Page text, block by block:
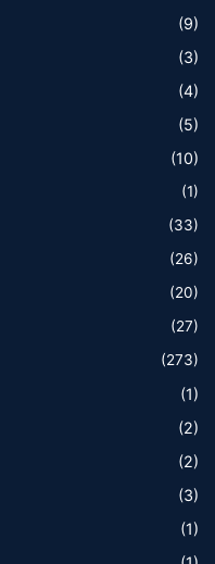
(9)
(3)
(4)
(5)
(10)
(1)
(33)
(26)
(20)
(27)
(273)
(1)
(2)
(2)
(3)
(1)